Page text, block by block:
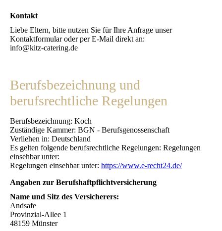
Kontakt
Liebe Eltern, bitte nutzen Sie für Ihre Anfrage unser
Kontaktformular oder per E-Mail direkt an:
info@kitz-catering.de
Berufsbezeichnung und
berufsrechtliche Regelungen
Berufsbezeichnung: Koch
Zuständige Kammer: BGN - Berufsgenossenschaft
Verliehen in: Deutschland
Es gelten folgende berufsrechtliche Regelungen: Regelungen
einsehbar unter:
Regelungen einsehbar unter: https://www.e-recht24.de/
Angaben zur Berufshaftpflichtversicherung
Name und Sitz des Versicherers:
Andsafe
Provinzial-Allee 1
48159 Münster